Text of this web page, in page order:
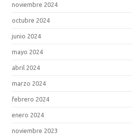
noviembre 2024
octubre 2024
junio 2024
mayo 2024
abril 2024
marzo 2024
febrero 2024
enero 2024
noviembre 2023